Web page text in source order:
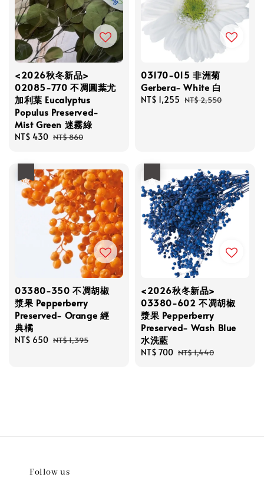
<2026秋冬新品>
02085-770 不凋圓葉尤
加利葉 Eucalyptus
Populus Preserved-
Mist Green 迷霧綠
Sale
NT$ 430 Regular
NT$ 860
03170-015 非洲菊
Gerbera- White 白
Sale
NT$ 1,255 Regular
NT$ 2,550
03380-350 不凋胡椒
漿果 Pepperberry
Preserved- Orange 經
典橘
Sale
NT$ 650 Regular
NT$ 1,395
<2026秋冬新品>
03380-602 不凋胡椒
漿果 Pepperberry
Preserved- Wash Blue
水洗藍
Sale
NT$ 700 Regular
NT$ 1,440
Follow us